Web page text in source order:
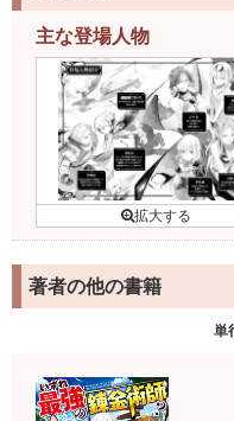
主な登場人物
著者の他の書籍
単